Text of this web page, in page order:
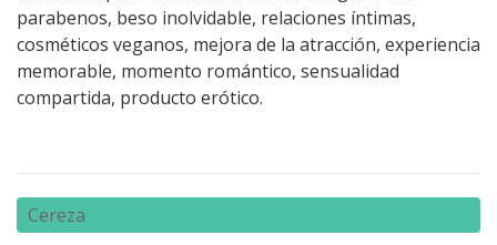
parabenos, beso inolvidable, relaciones íntimas,
cosméticos veganos, mejora de la atracción, experiencia
memorable, momento romántico, sensualidad
compartida, producto erótico.
Cereza